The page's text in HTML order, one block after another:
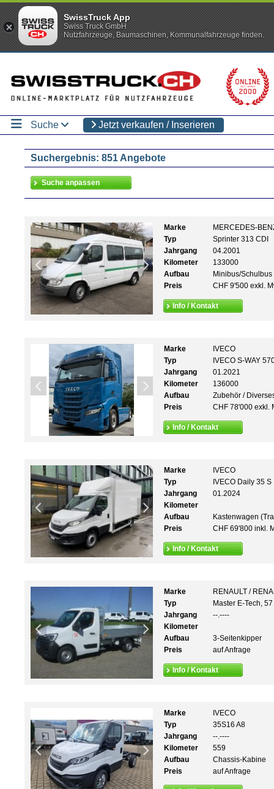
Suche Jetzt verkaufen / Inserieren
Suchergebnis: 851 Angebote
Marke
MERCEDES-
Typ
Sprinter 313 CDI
Jahrgang
04.2001
Kilometer
133000
Aufbau
Minibus/Schulbus
Preis
CHF 9'500 exkl.
Info / Kontakt
Marke
IVECO
Typ
IVECO S-WAY
Jahrgang
01.2021
Kilometer
136000
Aufbau
Zubehör /
Preis
CHF 78'000 exkl.
Info / Kontakt
Marke
IVECO
Typ
IVECO Daily 35
Jahrgang
01.2024
Kilometer
Aufbau
Kastenwagen
Preis
CHF 69'800 inkl.
Info / Kontakt
Marke
RENAULT /
Typ
Master E-Tech,
Jahrgang
--.----
Kilometer
Aufbau
3-Seitenkipper
Preis
auf Anfrage
Info / Kontakt
Marke
IVECO
Typ
35S16 A8
Jahrgang
--.----
Kilometer
559
Aufbau
Chassis-Kabine
Preis
auf Anfrage
SwissTruck App
Swiss Truck GmbH
Nutzfahrzeuge, Baumaschinen, Kommunalfahrzeuge finden.